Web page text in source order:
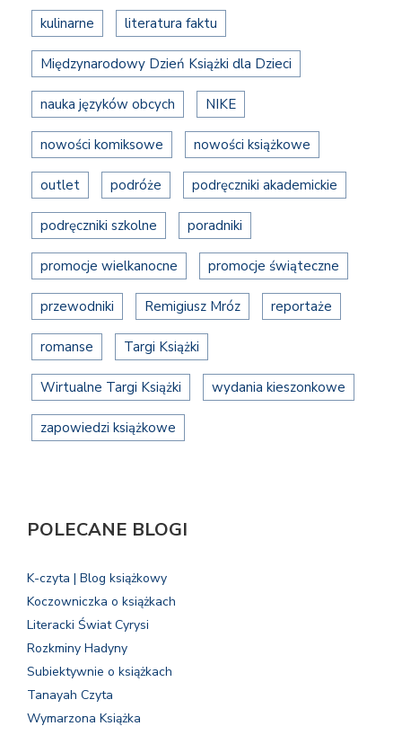
kulinarne literatura faktu
Międzynarodowy Dzień Książki dla Dzieci
nauka języków obcych NIKE
nowości komiksowe nowości książkowe
outlet podróże podręczniki akademickie
podręczniki szkolne poradniki
promocje wielkanocne promocje świąteczne
przewodniki Remigiusz Mróz reportaże
romanse Targi Książki
Wirtualne Targi Książki wydania kieszonkowe
zapowiedzi książkowe
POLECANE BLOGI
K-czyta | Blog książkowy
Koczowniczka o książkach
Literacki Świat Cyrysi
Rozkminy Hadyny
Subiektywnie o książkach
Tanayah Czyta
Wymarzona Książka